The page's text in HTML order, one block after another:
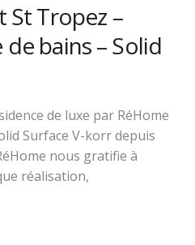
Tropez –
bains – Solid
de luxe par RéHome
Surface V-korr depuis
nous gratifie à
réalisation,